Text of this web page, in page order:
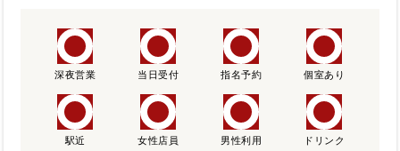
深夜営業 当日受付 指名予約 個室あり
駅近 女性店員 男性利用 ドリンク